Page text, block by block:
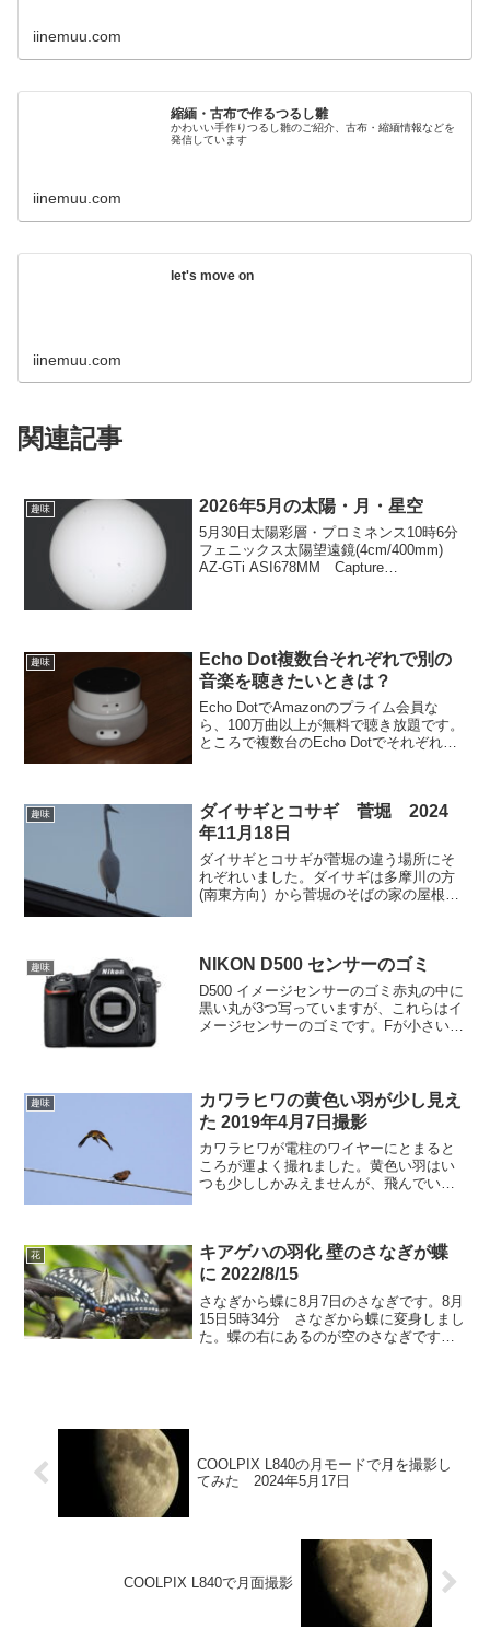
iinemuu.com
縮緬・古布で作るつるし雛
かわいい手作りつるし雛のご紹介、古布・縮緬情報などを
発信しています
iinemuu.com
let's move on
iinemuu.com
関連記事
趣味 2026年5月の太陽・月・星空
5月30日太陽彩層・プロミネンス10時6分
フェニックス太陽望遠鏡(4cm/400mm)
AZ-GTi ASI678MM Capture
趣味
Echo Dot複数台それぞれで別の
音楽を聴きたいときは？
Echo DotでAmazonのプライム会員な
ら、100万曲以上が無料で聴き放題です。
ところで複数台のEcho Dotでそれぞれ別
趣味
ダイサギとコサギ 菅堀 2024
年11月18日
ダイサギとコサギが菅堀の違う場所にそ
れぞれいました。ダイサギは多摩川の方
(南東方向）から菅堀のそばの家の屋根に
場所でエサ取りをしてい...
趣味 NIKON D500 センサーのゴミ
D500 イメージセンサーのゴミ赤丸の中に
黒い丸が3つ写っていますが、これらはイ
メージセンサーのゴミです。Fが小さいと
でNIKONに...
趣味
カワラヒワの黄色い羽が少し見え
た 2019年4月7日撮影
カワラヒワが電柱のワイヤーにとまると
ころが運よく撮れました。黄色い羽はい
つも少ししかみえませんが、飛んでいる
の黄色い羽～電柱のワイ...
花
キアゲハの羽化 壁のさなぎが蝶
に 2022/8/15
さなぎから蝶に8月7日のさなぎです。8月
15日5時34分 さなぎから蝶に変身しまし
た。蝶の右にあるのが空のさなぎです。7
COOLPIX L840の月モードで月を撮影し
てみた 2024年5月17日
COOLPIX L840で月面撮影